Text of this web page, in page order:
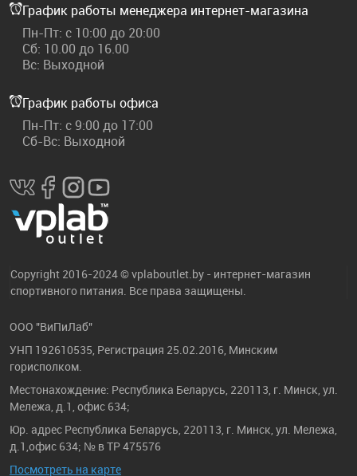
График работы менеджера интернет-магазина
Пн-Пт: с 10:00 до 20:00
Сб: 10.00 до 16.00
Вс: Выходной
График работы офиса
Пн-Пт: с 9:00 до 17:00
Сб-Вс: Выходной
Copyright 2016-2024 © vplaboutlet.by - интернет-магазин
спортивного питания. Все права защищены.
ООО "ВиПиЛаб"
УНП 192610535, Регистрация 25.02.2016, Минским
горисполком.
Местонахождение: Республика Беларусь, 220113, г. Минск, ул.
Мележа, д.1, офис 634;
Юр. адрес Республика Беларусь, 220113, г. Минск, ул. Мележа,
д.1,офис 634; № в ТР 475576
Посмотреть на карте